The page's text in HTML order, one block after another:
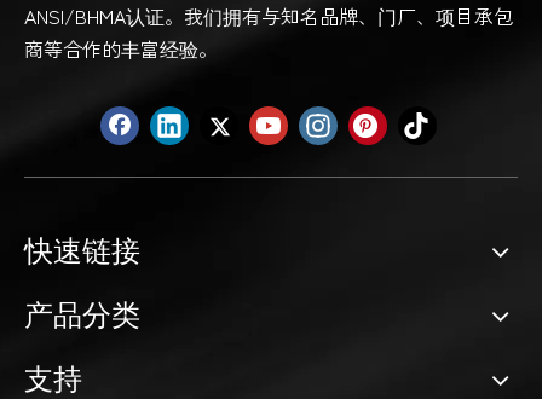
ANSI/BHMA认证。我们拥有与知名品牌、门厂、项目承包
商等合作的丰富经验。
快速链接
产品分类
支持